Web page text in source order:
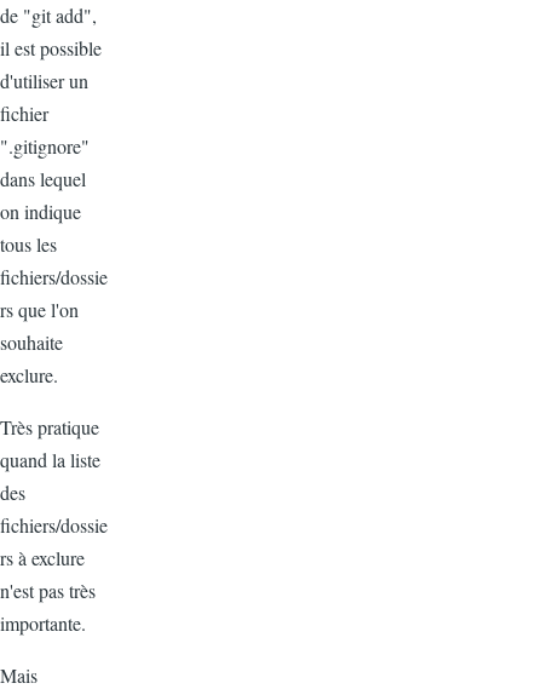
de "git add",
il est possible
d'utiliser un
fichier
".gitignore"
dans lequel
on indique
tous les
fichiers/dossie
rs que l'on
souhaite
exclure.
Très pratique
quand la liste
des
fichiers/dossie
rs à exclure
n'est pas très
importante.
Mais